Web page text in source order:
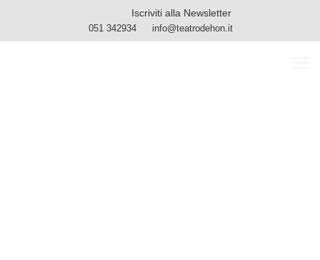
Iscriviti alla Newsletter
051 342934 info@teatrodehon.it